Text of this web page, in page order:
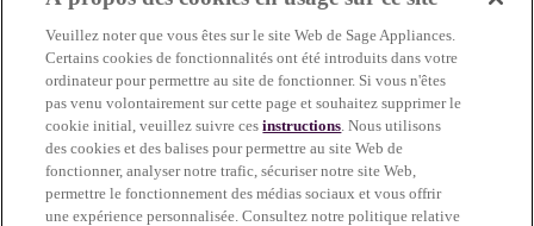
more information)
Veuillez noter que vous êtes sur le site Web de Sage Appliances.
Certains cookies de fonctionnalités ont été introduits dans votre
ordinateur pour permettre au site de fonctionner. Si vous n'êtes
pas venu volontairement sur cette page et souhaitez supprimer le
cookie initial, veuillez suivre cesinstructions. Nous utilisons
des cookies et des balises pour permettre au site Web de
fonctionner, analyser notre trafic, sécuriser notre site Web,
permettre le fonctionnement des médias sociaux et vous offrir
une expérience personnalisée. Consultez notre politique relative